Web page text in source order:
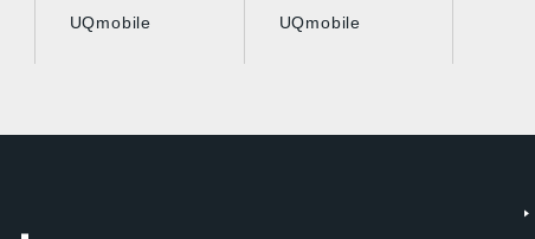
UQmobile
UQmobile